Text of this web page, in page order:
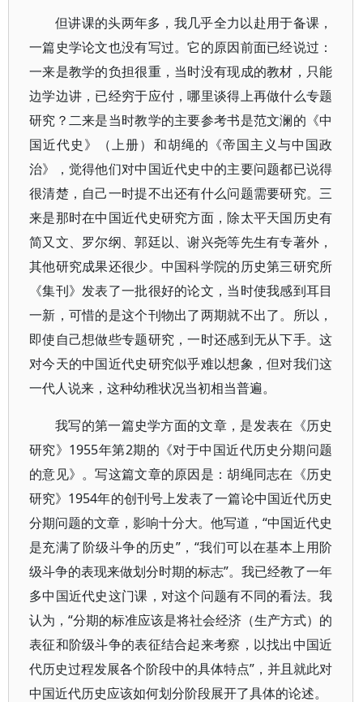
但讲课的头两年多，我几乎全力以赴用于备课，
一篇史学论文也没有写过。它的原因前面已经说过：
一来是教学的负担很重，当时没有现成的教材，只能
边学边讲，已经穷于应付，哪里谈得上再做什么专题
研究？二来是当时教学的主要参考书是范文澜的《中
国近代史》（上册）和胡绳的《帝国主义与中国政
治》，觉得他们对中国近代史中的主要问题都已说得
很清楚，自己一时提不出还有什么问题需要研究。三
来是那时在中国近代史研究方面，除太平天国历史有
简又文、罗尔纲、郭廷以、谢兴尧等先生有专著外，
其他研究成果还很少。中国科学院的历史第三研究所
《集刊》发表了一批很好的论文，当时使我感到耳目
一新，可惜的是这个刊物出了两期就不出了。所以，
即使自己想做些专题研究，一时还感到无从下手。这
对今天的中国近代史研究似乎难以想象，但对我们这
一代人说来，这种幼稚状况当初相当普遍。
我写的第一篇史学方面的文章，是发表在《历史
研究》1955年第2期的《对于中国近代历史分期问题
的意见》。写这篇文章的原因是：胡绳同志在《历史
研究》1954年的创刊号上发表了一篇论中国近代历史
分期问题的文章，影响十分大。他写道，“中国近代史
是充满了阶级斗争的历史”，“我们可以在基本上用阶
级斗争的表现来做划分时期的标志”。我已经教了一年
多中国近代史这门课，对这个问题有不同的看法。我
认为，“分期的标准应该是将社会经济（生产方式）的
表征和阶级斗争的表征结合起来考察，以找出中国近
代历史过程发展各个阶段中的具体特点”，并且就此对
中国近代历史应该如何划分阶段展开了具体的论述。